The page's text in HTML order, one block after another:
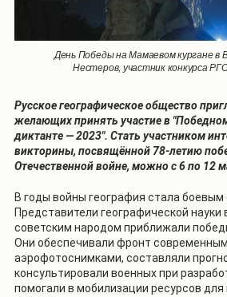
День Победы на Мамаевом кургане в
Нестеров, участник конкурса
Русское географическое общество
желающих принять участие в
диктанте — 2023". Стать участником
викторины, посвящённой 78-летию
Отечественной войне, можно с 6 по 12
В годы войны география стала
Представители географической науки
советским народом приближали
Они обеспечивали фронт
аэрофотоснимками, составляли
консультировали военных при
помогали в мобилизации ресурсов